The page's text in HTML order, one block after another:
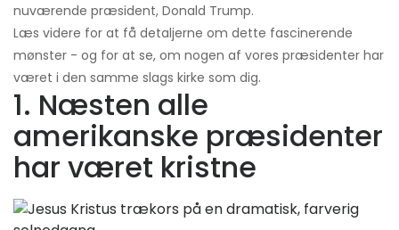
nuværende præsident, Donald Trump.
Læs videre for at få detaljerne om dette fascinerende
mønster - og for at se, om nogen af ​​vores præsidenter har
været i den samme slags kirke som dig.
1. Næsten alle
amerikanske præsidenter
har været kristne